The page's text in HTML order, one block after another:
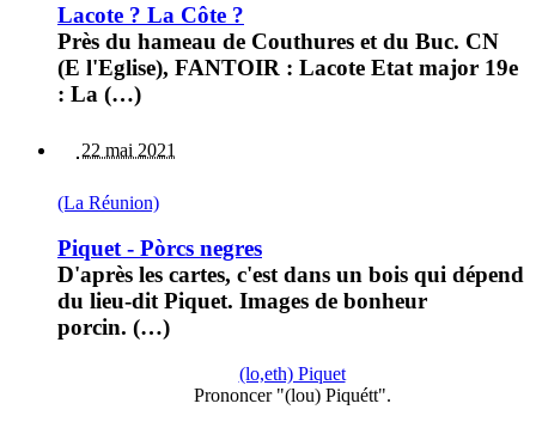
Lacote ? La Côte ?
Près du hameau de Couthures et du Buc. CN
(E l'Eglise), FANTOIR : Lacote Etat major 19e
: La (…)
22 mai 2021
(La Réunion)
Piquet - Pòrcs negres
D'après les cartes, c'est dans un bois qui dépend
du lieu-dit Piquet. Images de bonheur
porcin. (…)
(lo,eth) Piquet
Prononcer "(lou) Piquétt".